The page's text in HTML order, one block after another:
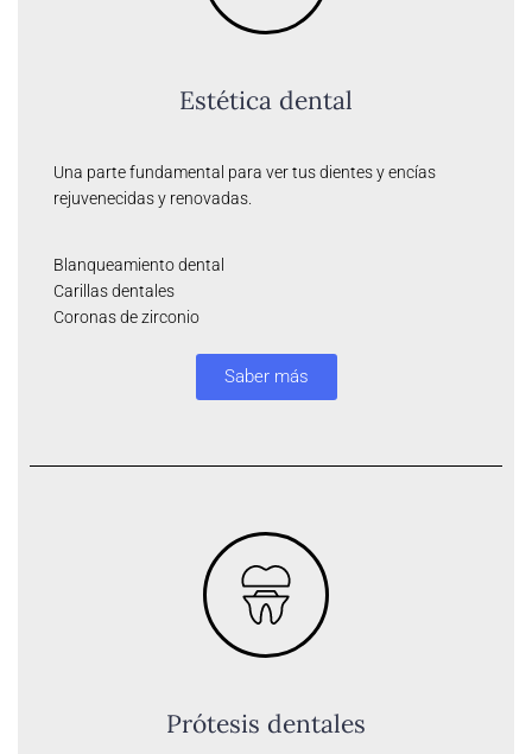
Estética dental
Una parte fundamental para ver tus dientes y encías
rejuvenecidas y renovadas.
Blanqueamiento dental
Carillas dentales
Coronas de zirconio
Saber más
Prótesis dentales